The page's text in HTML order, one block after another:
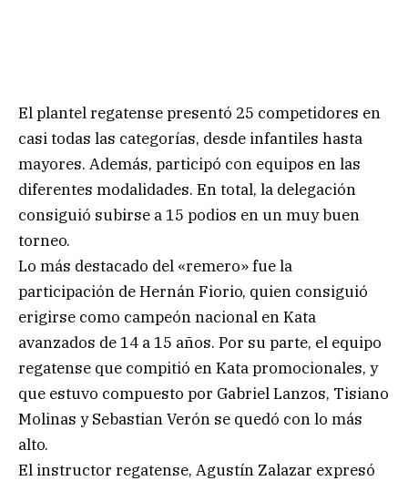
El plantel regatense presentó 25 competidores en
casi todas las categorías, desde infantiles hasta
mayores. Además, participó con equipos en las
diferentes modalidades. En total, la delegación
consiguió subirse a 15 podios en un muy buen
torneo.
Lo más destacado del «remero» fue la
participación de Hernán Fiorio, quien consiguió
erigirse como campeón nacional en Kata
avanzados de 14 a 15 años. Por su parte, el equipo
regatense que compitió en Kata promocionales, y
que estuvo compuesto por Gabriel Lanzos, Tisiano
Molinas y Sebastian Verón se quedó con lo más
alto.
El instructor regatense, Agustín Zalazar expresó